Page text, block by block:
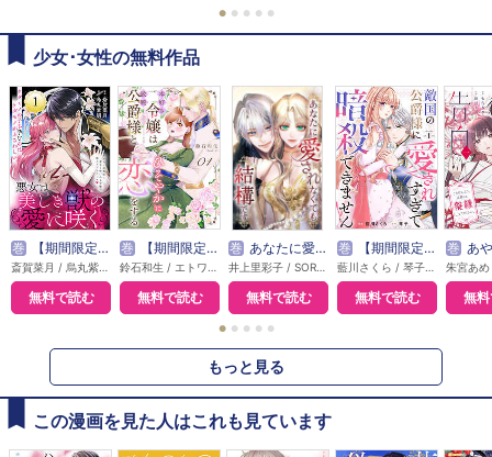
● ● ● ● ●
少女･女性の無料作品
巻 【期間限定無料】悪女は美しき獣の愛に咲く（単話版）
無料で読む
巻 【期間限定無料】本好き令嬢は敏腕公爵様とひそやかに恋をする
無料で読む
巻 あなたに愛されなくても結構です【タテヨミ】
無料で読む
巻 【期間限定無料】敵国の公爵様に愛されすぎて暗殺できません！
無料で読む
巻 あやかし花嫁の告白～
無
● ● ● ● ●
もっと見る
この漫画を見た人はこれも見ています